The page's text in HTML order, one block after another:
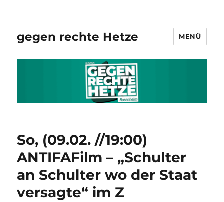
gegen rechte Hetze MENÜ
So, (09.02. //19:00)
ANTIFAFilm – „Schulter
an Schulter wo der Staat
versagte“ im Z